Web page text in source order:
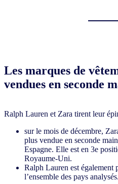
Les marques de
vendues en seconde
Ralph Lauren et Zara tirent leur
sur le mois de décembre,
plus vendue en seconde
Espagne. Elle est en 3e
Royaume-Uni.
Ralph Lauren est également
l’ensemble des pays analysés.